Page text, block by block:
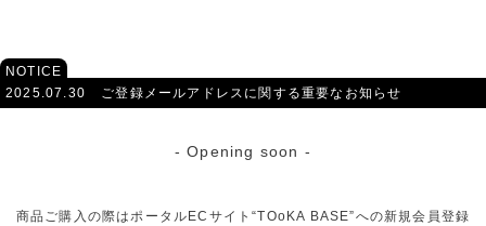
NOTICE
2025.07.30
ご登録メールアドレスに関する重要なお知らせ
- Opening soon -
商品ご購入の際はポータルECサイト“TOoKA BASE”への新規会員登録